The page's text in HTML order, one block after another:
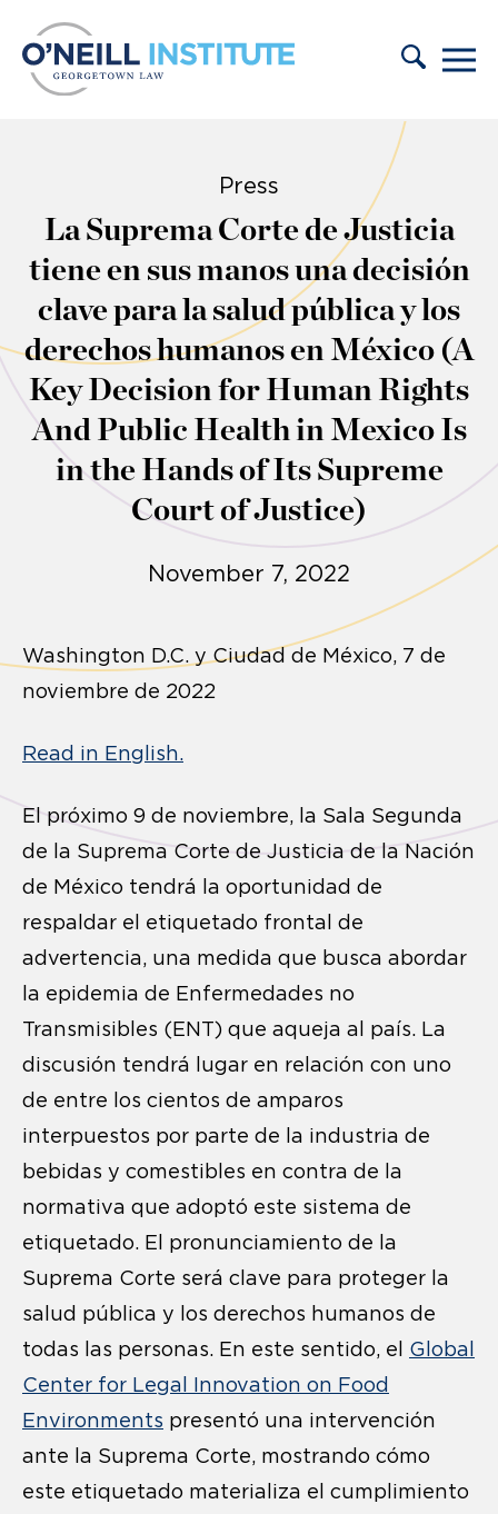
Press
La Suprema Corte de Justicia
tiene en sus manos una decisión
clave para la salud pública y los
derechos humanos en México (A
Key Decision for Human Rights
And Public Health in Mexico Is
in the Hands of Its Supreme
Court of Justice)
November 7, 2022
Washington D.C. y Ciudad de México, 7 de
noviembre de 2022
Read in English.
El próximo 9 de noviembre, la Sala Segunda
de la Suprema Corte de Justicia de la Nación
de México tendrá la oportunidad de
respaldar el etiquetado frontal de
advertencia, una medida que busca abordar
la epidemia de Enfermedades no
Transmisibles (ENT) que aqueja al país. La
discusión tendrá lugar en relación con uno
de entre los cientos de amparos
interpuestos por parte de la industria de
bebidas y comestibles en contra de la
normativa que adoptó este sistema de
etiquetado. El pronunciamiento de la
Suprema Corte será clave para proteger la
salud pública y los derechos humanos de
todas las personas. En este sentido, el Global
Center for Legal Innovation on Food
Environments presentó una intervención
ante la Suprema Corte, mostrando cómo
este etiquetado materializa el cumplimiento